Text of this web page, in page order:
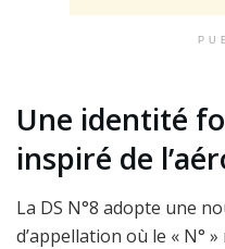
Une identité
inspiré de
La DS N°8 adopte une
d’appellation où le « N°